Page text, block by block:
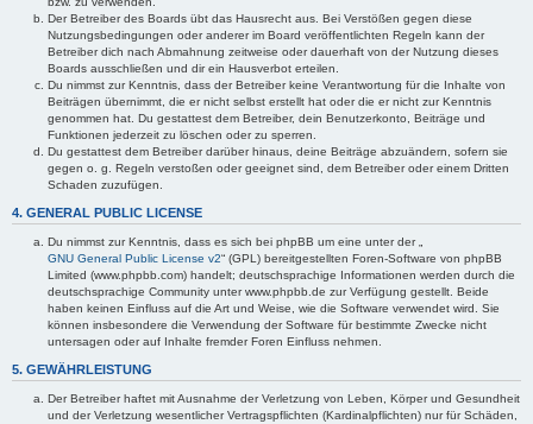
Der Betreiber des Boards übt das Hausrecht aus. Bei Verstößen gegen diese
Nutzungsbedingungen oder anderer im Board veröffentlichten Regeln kann der
Betreiber dich nach Abmahnung zeitweise oder dauerhaft von der Nutzung dieses
Boards ausschließen und dir ein Hausverbot erteilen.
Du nimmst zur Kenntnis, dass der Betreiber keine Verantwortung für die Inhalte von
Beiträgen übernimmt, die er nicht selbst erstellt hat oder die er nicht zur Kenntnis
genommen hat. Du gestattest dem Betreiber, dein Benutzerkonto, Beiträge und
Funktionen jederzeit zu löschen oder zu sperren.
Du gestattest dem Betreiber darüber hinaus, deine Beiträge abzuändern, sofern sie
gegen o. g. Regeln verstoßen oder geeignet sind, dem Betreiber oder einem Dritten
Schaden zuzufügen.
4. GENERAL PUBLIC LICENSE
Du nimmst zur Kenntnis, dass es sich bei phpBB um eine unter der „
GNU General Public License v2“ (GPL) bereitgestellten Foren-Software von phpBB
Limited (www.phpbb.com) handelt; deutschsprachige Informationen werden durch die
deutschsprachige Community unter www.phpbb.de zur Verfügung gestellt. Beide
haben keinen Einfluss auf die Art und Weise, wie die Software verwendet wird. Sie
können insbesondere die Verwendung der Software für bestimmte Zwecke nicht
untersagen oder auf Inhalte fremder Foren Einfluss nehmen.
5. GEWÄHRLEISTUNG
Der Betreiber haftet mit Ausnahme der Verletzung von Leben, Körper und Gesundheit
und der Verletzung wesentlicher Vertragspflichten (Kardinalpflichten) nur für Schäden,